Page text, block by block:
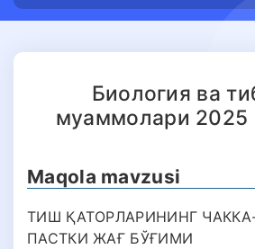
Биология ва
муаммолари
Maqola mavzusi
ТИШ ҚАТОРЛАРИНИНГ
ПАСТКИ ЖАҒ БЎҒИМИ